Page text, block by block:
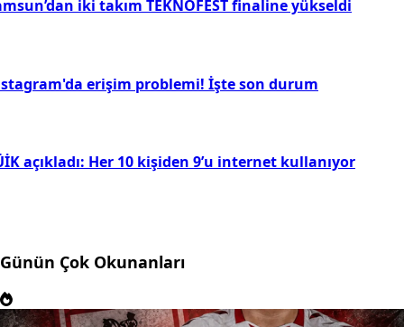
iki takım TEKNOFEST finaline yükseldi
erişim problemi! İşte son durum
açıkladı: Her 10 kişiden 9’u internet kullanıyor
Günün Çok Okunanları